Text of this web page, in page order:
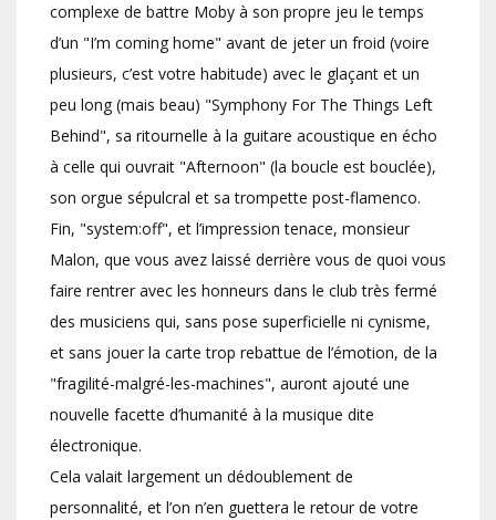
complexe de battre Moby à son propre jeu le temps
d’un "I’m coming home" avant de jeter un froid (voire
plusieurs, c’est votre habitude) avec le glaçant et un
peu long (mais beau) "Symphony For The Things Left
Behind", sa ritournelle à la guitare acoustique en écho
à celle qui ouvrait "Afternoon" (la boucle est bouclée),
son orgue sépulcral et sa trompette post-flamenco.
Fin, "system:off", et l’impression tenace, monsieur
Malon, que vous avez laissé derrière vous de quoi vous
faire rentrer avec les honneurs dans le club très fermé
des musiciens qui, sans pose superficielle ni cynisme,
et sans jouer la carte trop rebattue de l’émotion, de la
"fragilité-malgré-les-machines", auront ajouté une
nouvelle facette d’humanité à la musique dite
électronique.
Cela valait largement un dédoublement de
personnalité, et l’on n’en guettera le retour de votre